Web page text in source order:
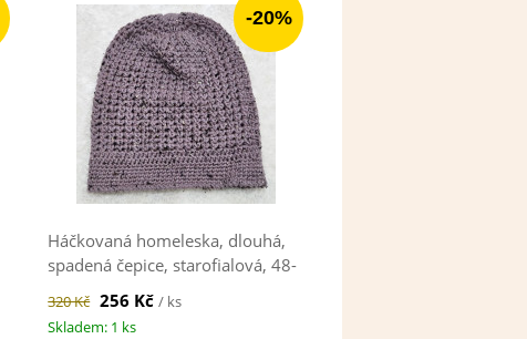
-20%
Háčkovaná homeleska, dlouhá,
spadená čepice, starofialová, 48-
320 Kč 256 Kč / ks
Skladem: 1 ks